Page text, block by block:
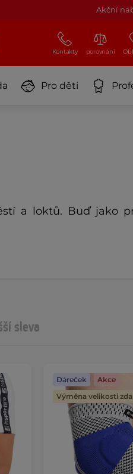
Akční
Kontakty porovnání
Pro děti
a loktů. Buď jako
sleva
Dáreček
Akce
Výměna velikosti